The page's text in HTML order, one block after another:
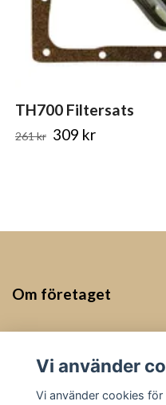
TH700 Filtersats
261 kr 309 kr
Om företaget
Sociala medier
Vi använder
Vi använder cookies